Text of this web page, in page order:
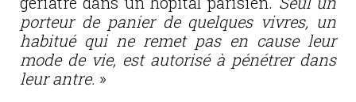
porteur de panier de quelques vivres, un
habitué qui ne remet pas en cause leur
mode de vie, est autorisé à pénétrer dans
leur antre. »